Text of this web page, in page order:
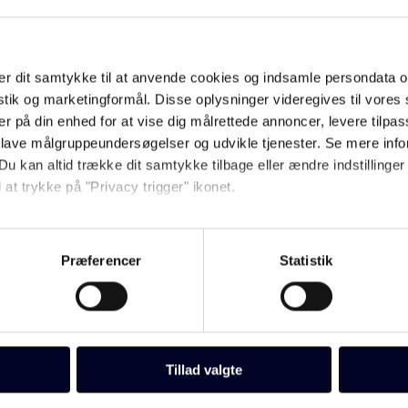
dit samtykke til at anvende cookies og indsamle persondata
og marketingformål. Disse oplysninger videregives til vores
på din enhed for at vise dig målrettede annoncer, levere
målgruppeundersøgelser og udvikle tjenester. Se mere
kan altid trække dit samtykke tilbage eller ændre indstillinger
at trykke på "Privacy trigger" ikonet.
gerne:
om din placering, der kan være nøjagtig inden for få
herunder trække din accept tilbage, ved at klikke på
Præferencer Statistik
Tillad valgte
udformning.
følgende:
2. Læsedelen kræver en præcis og grundig gennemlæsning - tager
punkter. Kopimapperne indeholder en lærervejledning,
finder man ligeledes interessante henvisninger til den
I øvrigt henvises der via netadresse til
et bestemt lærebogsmateriale. "Am besten Testen 1 og 2" tager